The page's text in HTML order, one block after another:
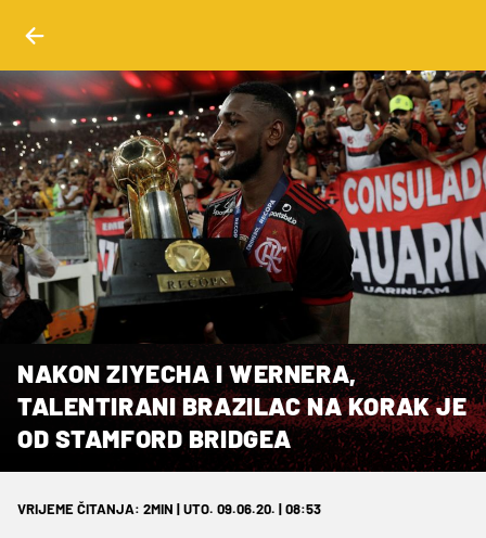
NAKON ZIYECHA I WERNERA,
TALENTIRANI BRAZILAC NA KORAK JE
OD STAMFORD BRIDGEA
VRIJEME ČITANJA: 2MIN | UTO. 09.06.20. | 08:53